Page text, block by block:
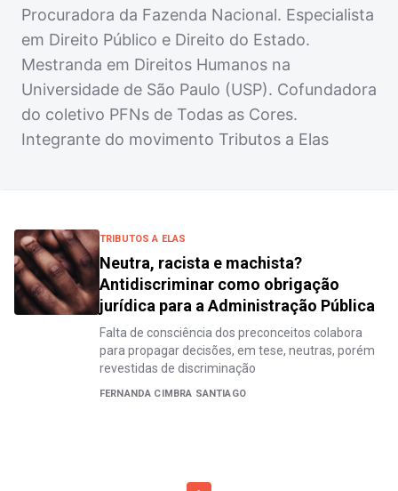
Procuradora da Fazenda Nacional. Especialista
em Direito Público e Direito do Estado.
Mestranda em Direitos Humanos na
Universidade de São Paulo (USP). Cofundadora
do coletivo PFNs de Todas as Cores.
Integrante do movimento Tributos a Elas
TRIBUTOS A ELAS
Neutra, racista e machista?
Antidiscriminar como obrigação
jurídica para a Administração Pública
Falta de consciência dos preconceitos colabora
para propagar decisões, em tese, neutras, porém
revestidas de discriminação
FERNANDA CIMBRA SANTIAGO